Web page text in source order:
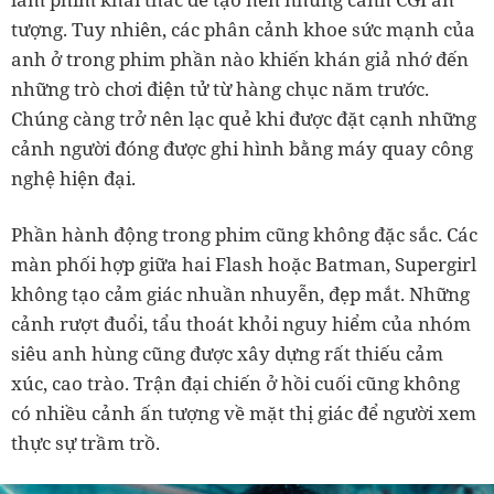
tượng. Tuy nhiên, các phân cảnh khoe sức mạnh của
anh ở trong phim phần nào khiến khán giả nhớ đến
những trò chơi điện tử từ hàng chục năm trước.
Chúng càng trở nên lạc quẻ khi được đặt cạnh những
cảnh người đóng được ghi hình bằng máy quay công
nghệ hiện đại.
Phần hành động trong phim cũng không đặc sắc. Các
màn phối hợp giữa hai Flash hoặc Batman, Supergirl
không tạo cảm giác nhuần nhuyễn, đẹp mắt. Những
cảnh rượt đuổi, tẩu thoát khỏi nguy hiểm của nhóm
siêu anh hùng cũng được xây dựng rất thiếu cảm
xúc, cao trào. Trận đại chiến ở hồi cuối cũng không
có nhiều cảnh ấn tượng về mặt thị giác để người xem
thực sự trầm trồ.